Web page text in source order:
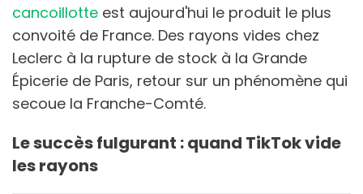
cancoillotte est aujourd'hui le produit le plus
convoité de France. Des rayons vides chez
Leclerc à la rupture de stock à la Grande
Épicerie de Paris, retour sur un phénomène qui
secoue la Franche-Comté.
Le succès fulgurant : quand TikTok vide
les rayons